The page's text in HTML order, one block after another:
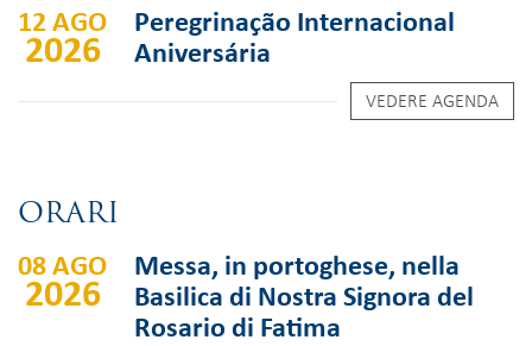
12 AGO
2026
Peregrinação Internacional
Aniversária
VEDERE AGENDA
ORARI
08 AGO
2026
Messa, in portoghese, nella
Basilica di Nostra Signora del
Rosario di Fatima